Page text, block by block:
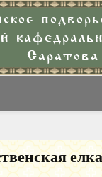
Саратова